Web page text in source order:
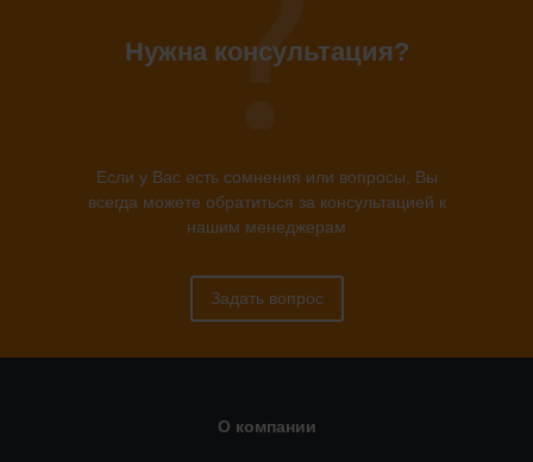
Нужна консультация?
Если у Вас есть сомнения или вопросы, Вы
всегда можете обратиться за консультацией к
нашим менеджерам
Задать вопрос
О компании